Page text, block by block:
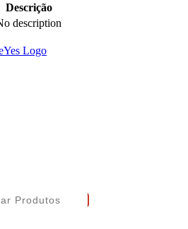
Descrição
description